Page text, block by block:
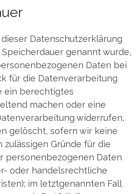
Datenschutzerklärung
genannt wurde,
Daten bei
für die Datenverarbeitung
ein berechtigtes
machen oder eine
widerrufen,
gelöscht, sofern wir keine
Gründe für die
personenbezogenen Daten
oder handelsrechtliche
im letztgenannten Fall